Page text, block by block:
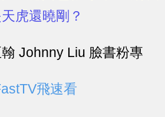
虎還曉剛？
Johnny Liu 臉書粉專
飛速看